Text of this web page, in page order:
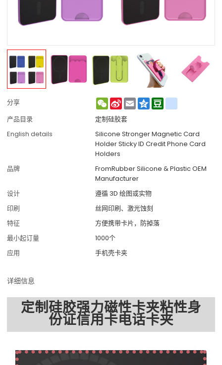
分享 WeChat
Sina
Weibo
EmailQzone
产品目录
定制硅胶套
English details
Silicone Stronger Magnetic Card
Holder Sticky ID Credit Phone Card
Holders
品牌
FromRubber Silicone & Plastic OEM
Manufacturer
设计
遵循 3D 绘图或实物
印刷
丝网印刷、激光蚀刻
特征
方便携带卡片，防掉落
最小起订量
1000个
应用
手机壳卡夹
详细信息
定制硅胶强力磁性卡夹粘性身
份证信用卡电话卡夹